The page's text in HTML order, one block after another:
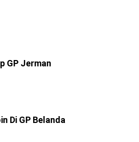
GP Jerman
Di GP Belanda